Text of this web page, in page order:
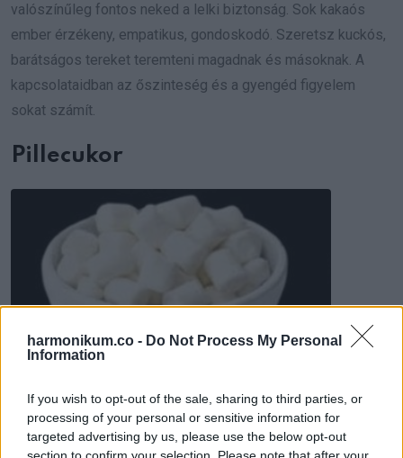
harmonikum.co - Do Not Process My Personal
Information
If you wish to opt-out of the sale, sharing to third parties, or
processing of your personal or sensitive information for
targeted advertising by us, please use the below opt-out
section to confirm your selection. Please note that after your
valószínűleg fontos neked a lelki biztonság. Sok kakaós
ember érzékeny, empatikus, gondoskodó. Szeretsz kuckós,
barátságos tereket teremteni magadnak és másoknak. A
kapcsolataidban az őszinteség és a gyengéd figyelem
sokat számít.
Pillecukor
A pillecukor könnyed és puha, pont mint az a hangulat, amit
keresel. Nyitott szívű lehetsz, aki vágyik a közelségre és a